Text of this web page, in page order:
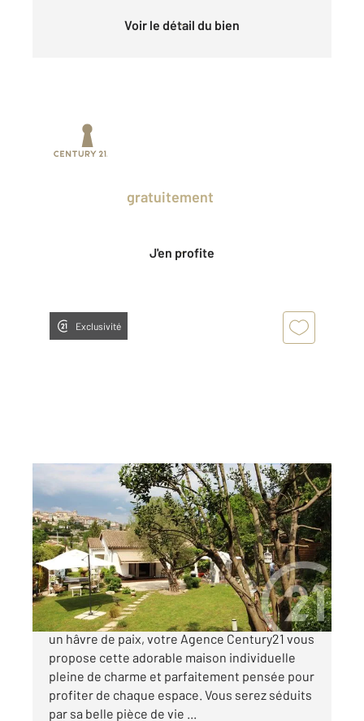
Voir le détail du bien
gratuitement
J'en profite
Exclusivité
BIOT 06
54 m
, 2 pièces
Ref : 1830
Maison à vendre
499 000 €
BIOT- CO-EXCLUSIVITE- A pied du village, dans
un hâvre de paix, votre Agence Century21 vous
propose cette adorable maison individuelle
pleine de charme et parfaitement pensée pour
profiter de chaque espace. Vous serez séduits
par sa belle pièce de vie ...